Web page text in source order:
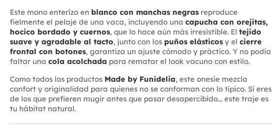
Este mono enterizo en blanco con manchas negrasreproduce
fielmente el pelaje de una vaca, incluyendo una capucha con orejitas,
hocico bordado y cuernos, que lo hace aún más irresistible. El tejido
suave y agradable al tacto, junto con los puños elásticosy el cierre
frontal con botones, garantiza un ajuste cómodo y práctico. Y no podía
faltar una cola acolchada para rematar el look vacuno con estilo.
Como todos los productos Made by Funidelia, este onesie mezcla
confort y originalidad para quienes no se conforman con lo típico. Si eres
de los que prefieren mugir antes que pasar desapercibido... este traje es
tu hábitat natural.